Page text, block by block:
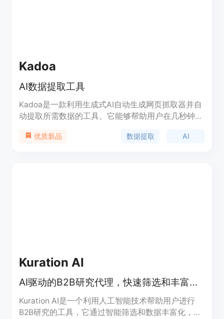
Kadoa
AI数据提取工具
Kadoa是一款利用生成式AI自动生成网页抓取器并自
动提取所需数据的工具。它能够帮助用户在几秒钟内
优质新品 数据提取 AI
Kuration AI
AI驱动的B2B研究代理，快速筛选和丰富潜在客户数据库。
Kuration AI是一个利用人工智能技术帮助用户进行
B2B研究的工具，它通过智能筛选和数据丰富化，帮